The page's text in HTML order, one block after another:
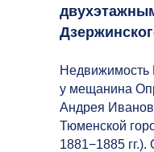
Недвижимость
у мещанина
Андрея
Тюменской
1881−1885